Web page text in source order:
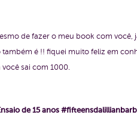
de fazer o meu book com
é !! fiquei muito feliz em
sai com 1000.
de 15 anos